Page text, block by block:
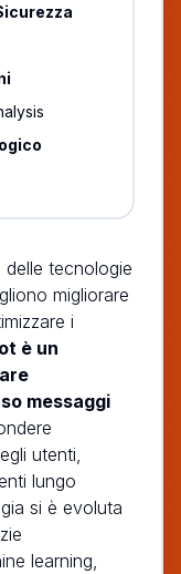
tecnologie
migliorare
i
è un
messaggi
utenti,
lungo
si è evoluta
learning,